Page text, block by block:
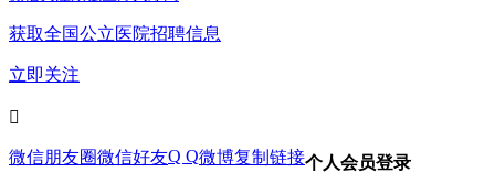
获取全国公立医院招聘信息
立即关注

微信朋友圈微信好友Q Q微博复制链接个人会员登录